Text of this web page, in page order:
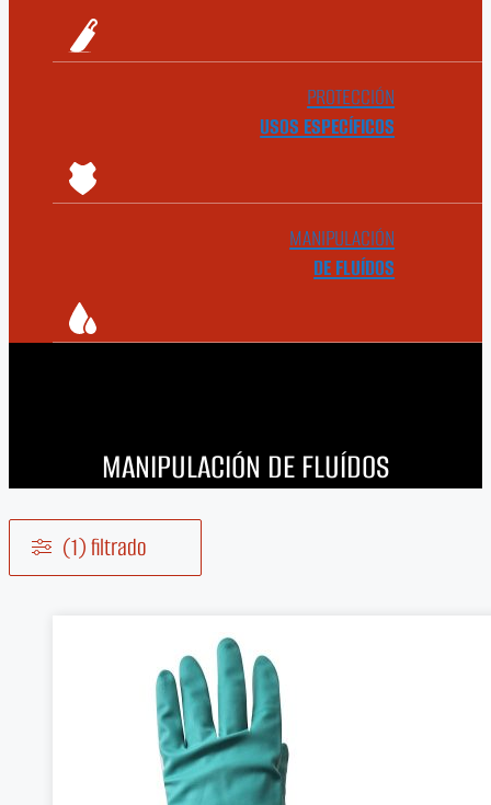
PROTECCIÓN
USOS ESPECÍFICOS
MANIPULACIÓN
DE FLUÍDOS
MANIPULACIÓN DE FLUÍDOS
(1) filtrado